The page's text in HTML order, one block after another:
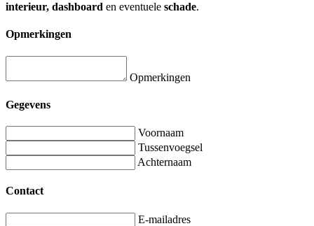
interieur, dashboard en eventuele schade.
Opmerkingen
Opmerkingen
Gegevens
Voornaam
Tussenvoegsel
Achternaam
Contact
E-mailadres